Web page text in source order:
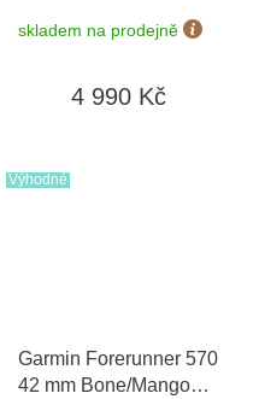
+ možnost výměny
do 90 dní
skladem na prodejně
4 990 Kč
Výhodné
Garmin Forerunner 570
42 mm Bone/Mango